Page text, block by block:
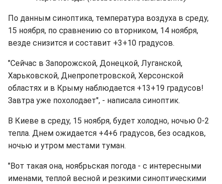
По данным синоптика, температура воздуха в среду,
15 ноября, по сравнению со вторником, 14 ноября,
везде снизится и составит +3+10 градусов.
"Сейчас в Запорожской, Донецкой, Луганской,
Харьковской, Днепропетровской, Херсонской
областях и в Крыму наблюдается +13+19 градусов!
Завтра уже похолодает", - написала синоптик.
В Киеве в среду, 15 ноября, будет холодно, ночью 0-2
тепла. Днем ожидается +4+6 градусов, без осадков,
ночью и утром местами туман.
"Вот такая она, ноябрьская погода - с интересными
именами, теплой весной и резкими синоптическими